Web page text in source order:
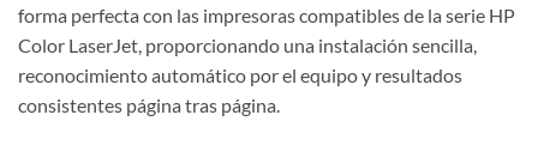
forma perfecta con las impresoras compatibles de la serie HP
Color LaserJet, proporcionando una instalación sencilla,
reconocimiento automático por el equipo y resultados
consistentes página tras página.